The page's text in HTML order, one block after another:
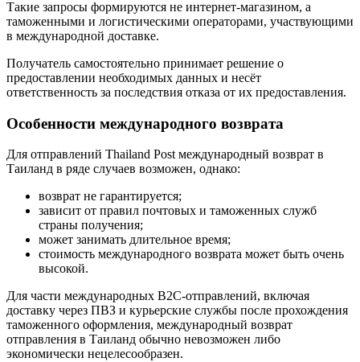
Такие запросы формируются не интернет-магазином, а
таможенными и логистическими операторами, участвующими
в международной доставке.
Получатель самостоятельно принимает решение о
предоставлении необходимых данных и несёт
ответственность за последствия отказа от их предоставления.
Особенности международного возврата
Для отправлений Thailand Post международный возврат в
Таиланд в ряде случаев возможен, однако:
возврат не гарантируется;
зависит от правил почтовых и таможенных служб
страны получения;
может занимать длительное время;
стоимость международного возврата может быть очень
высокой.
Для части международных B2C-отправлений, включая
доставку через ПВЗ и курьерские службы после прохождения
таможенного оформления, международный возврат
отправления в Таиланд обычно невозможен либо
экономически нецелесообразен.